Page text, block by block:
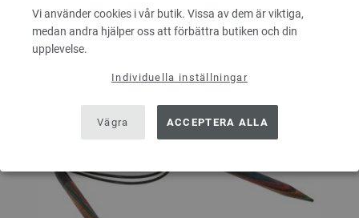
Vi använder cookies i vår butik. Vissa av dem är viktiga,
medan andra hjälper oss att förbättra butiken och din
upplevelse.
Individuella inställningar
Vägra ACCEPTERA ALLA